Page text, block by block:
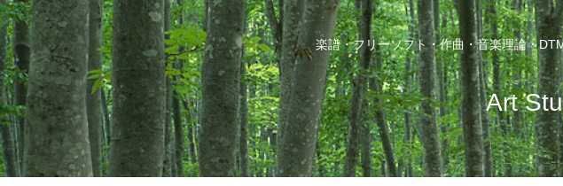
楽譜・フリーソフト・作曲・音楽理論・
Art